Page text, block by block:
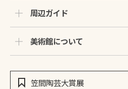
周辺ガイド
美術館について
笠間陶芸大賞展